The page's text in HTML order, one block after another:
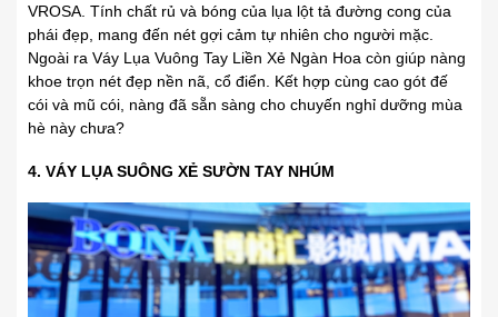
VROSA. Tính chất rủ và bóng của lụa lột tả đường cong của
phái đẹp, mang đến nét gợi cảm tự nhiên cho người mặc.
Ngoài ra Váy Lụa Vuông Tay Liền Xẻ Ngàn Hoa còn giúp nàng
khoe trọn nét đẹp nền nã, cổ điển. Kết hợp cùng cao gót đế
cói và mũ cói, nàng đã sẵn sàng cho chuyến nghỉ dưỡng mùa
hè này chưa?
4. VÁY LỤA SUÔNG XẺ SƯỜN TAY NHÚM